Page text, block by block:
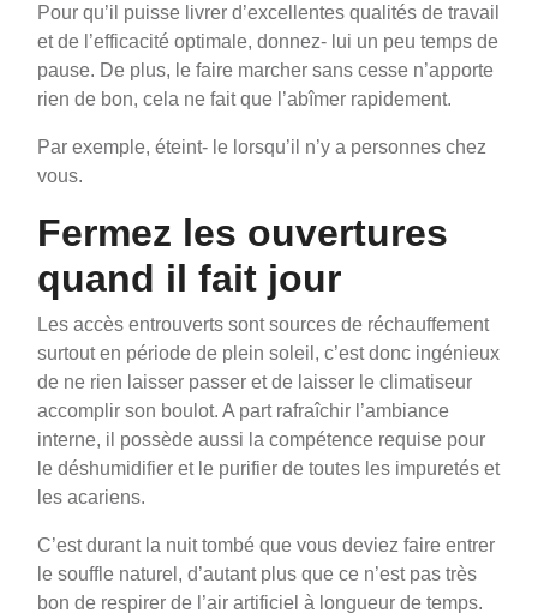
Pour qu’il puisse livrer d’excellentes qualités de travail
et de l’efficacité optimale, donnez- lui un peu temps de
pause. De plus, le faire marcher sans cesse n’apporte
rien de bon, cela ne fait que l’abîmer rapidement.
Par exemple, éteint- le lorsqu’il n’y a personnes chez
vous.
Fermez les ouvertures
quand il fait jour
Les accès entrouverts sont sources de réchauffement
surtout en période de plein soleil, c’est donc ingénieux
de ne rien laisser passer et de laisser le climatiseur
accomplir son boulot. A part rafraîchir l’ambiance
interne, il possède aussi la compétence requise pour
le déshumidifier et le purifier de toutes les impuretés et
les acariens.
C’est durant la nuit tombé que vous deviez faire entrer
le souffle naturel, d’autant plus que ce n’est pas très
bon de respirer de l’air artificiel à longueur de temps.